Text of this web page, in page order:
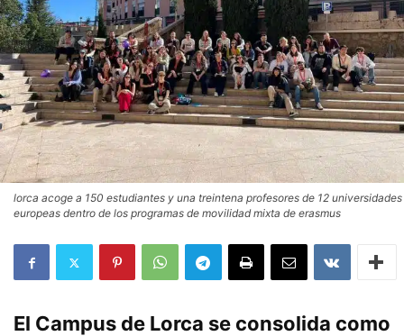
lorca acoge a 150 estudiantes y una treintena profesores de 12 universidades
europeas dentro de los programas de movilidad mixta de erasmus
El Campus de Lorca se consolida como